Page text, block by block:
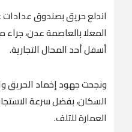
اندلع حريق بصندوق
المعلا بالعاصمة عدن، جراء
أسفل أحد المحال التجارية.
ونجحت جهود إخماد الحريق
السكان، بفضل سرعة
العمارة للتلف.